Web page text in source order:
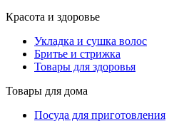
Красота и здоровье
Укладка и сушка волос
Бритье и стрижка
Товары для здоровья
Товары для дома
Посуда для приготовления